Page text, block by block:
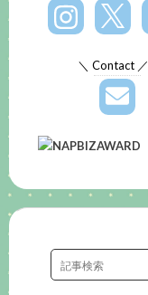
＼ Contact ／